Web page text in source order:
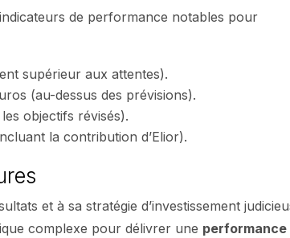
de performance notables pour
supérieur aux attentes).
(au-dessus des prévisions).
objectifs révisés).
la contribution d’Elior).
et à sa stratégie d’investissement
complexe pour délivrer une performance